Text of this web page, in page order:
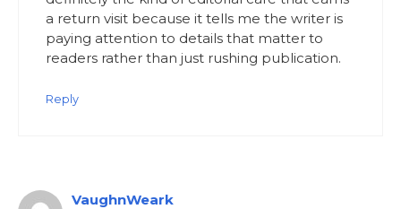
a return visit because it tells me the writer is
paying attention to details that matter to
readers rather than just rushing publication.
Reply
VaughnWeark